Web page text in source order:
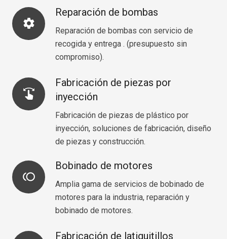
settings
Reparación de bombas
Reparación de bombas con servicio de
recogida y entrega . (presupuesto sin
compromiso).
swipe
Fabricación de piezas por
inyección
Fabricación de piezas de plástico por
inyección, soluciones de fabricación, diseño
de piezas y construcción.
toll
Bobinado de motores
Amplia gama de servicios de bobinado de
motores para la industria, reparación y
bobinado de motores.
Fabricación de latiguitillos